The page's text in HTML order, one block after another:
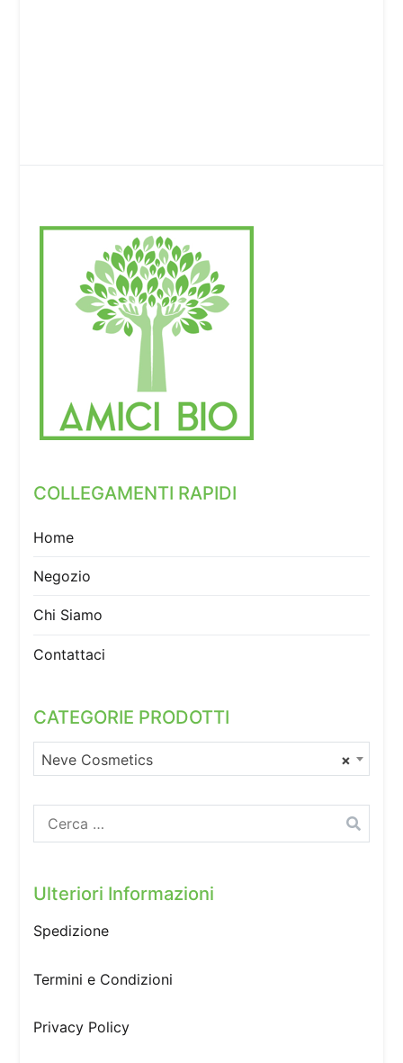
COLLEGAMENTI RAPIDI
Home
Negozio
Chi Siamo
Contattaci
CATEGORIE PRODOTTI
×
Neve Cosmetics
Ricerca
per:
Ulteriori Informazioni
Spedizione
Termini e Condizioni
Privacy Policy